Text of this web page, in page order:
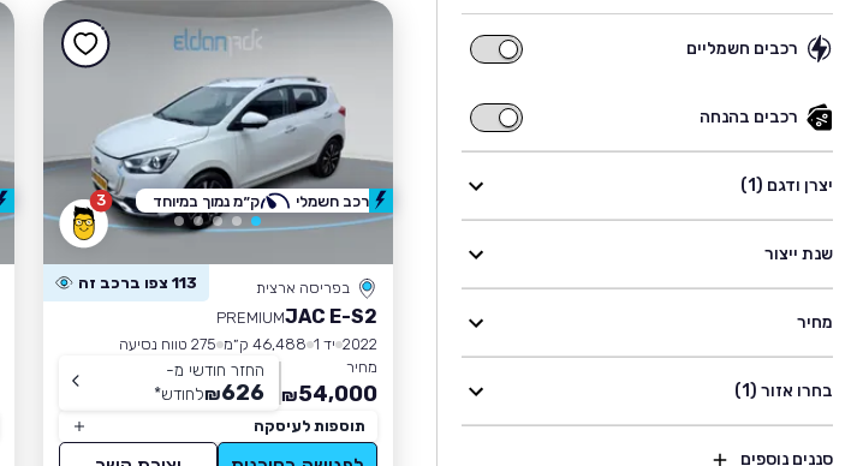
רכבים חשמליים
רכבים
רכבים בהנחה
רכבים
בהנחה
יצרן ודגם (1)
שנת ייצור
מחיר
בחרו אזור (1)
סננים נוספים
3
בפריסה ארצית 113 צפו ברכב זה
JAC E-S2
PREMIUM
2022 יד 1 46,488 ק״מ
275 טווח נסיעה
מחיר
54,000
₪
החזר חודשי מ-
626
₪לחודש*
תוספות לעיסקה
רכב חשמלי ק״מ נמוך במיוחד